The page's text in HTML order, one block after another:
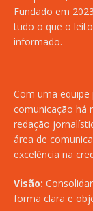
Fundado em
tudo o que o
informado.
Com uma
comunicação há
redação
área de
excelência na
Visão:
forma clara e